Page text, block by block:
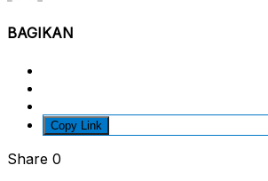
BAGIKAN
Copy Link
Share 0